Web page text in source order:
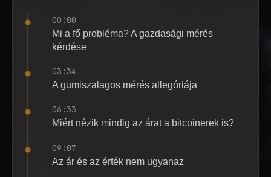
00:00
Mi a fő probléma? A gazdasági mérés
kérdése
03:34
A gumiszalagos mérés allegóriája
06:33
Miért nézik mindig az árat a bitcoinerek is?
09:07
Az ár és az érték nem ugyanaz